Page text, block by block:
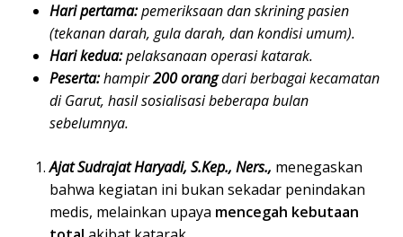
Hari pertama:pemeriksaan dan skrining pasien
(tekanan darah, gula darah, dan kondisi umum).
Hari kedua:pelaksanaan operasi katarak.
Peserta:hampir200 orangdari berbagai kecamatan
di Garut, hasil sosialisasi beberapa bulan
sebelumnya.
Ajat Sudrajat Haryadi, S.Kep., Ners., menegaskan
bahwa kegiatan ini bukan sekadar penindakan
medis, melainkan upaya mencegah kebutaan